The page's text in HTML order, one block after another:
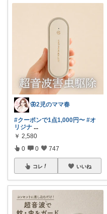
🦋2児のママ春
#クーポンで1点1,000円〜 #オ
リジナ ...
￥ 2,580
0 0 747
コレ いいね